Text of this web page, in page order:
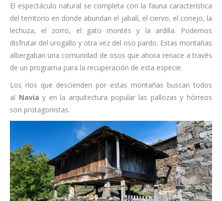
El espectáculo natural se completa con la fauna característica
del territorio en donde abundan el jabalí, el ciervo, el conejo, la
lechuza, el zorro, el gato montés y la ardilla. Podemos
disfrutar del urogallo y otra vez del oso pardo. Estas montañas
albergaban una comunidad de osos que ahora renace a través
de un programa para la recuperación de esta especie.
Los ríos que descienden por estas montañas buscan todos
al Navia y en la arquitectura popular las pallozas y hórreos
son protagonistas.